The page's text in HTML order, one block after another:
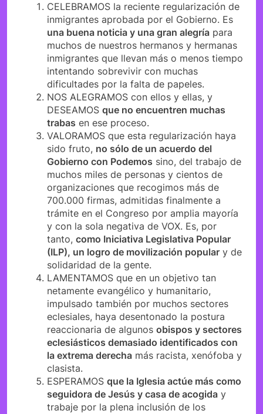
CELEBRAMOS la reciente regularización de
inmigrantes aprobada por el Gobierno. Es
una buena noticia y una gran alegría para
muchos de nuestros hermanos y hermanas
inmigrantes que llevan más o menos tiempo
intentando sobrevivir con muchas
dificultades por la falta de papeles.
NOS ALEGRAMOS con ellos y ellas, y
DESEAMOS que no encuentren muchas
trabas en ese proceso.
VALORAMOS que esta regularización haya
sido fruto, no sólo de un acuerdo del
Gobierno con Podemos sino, del trabajo de
muchos miles de personas y cientos de
organizaciones que recogimos más de
700.000 firmas, admitidas finalmente a
trámite en el Congreso por amplia mayoría
y con la sola negativa de VOX. Es, por
tanto, como Iniciativa Legislativa Popular
(ILP), un logro de movilización popular y de
solidaridad de la gente.
LAMENTAMOS que en un objetivo tan
netamente evangélico y humanitario,
impulsado también por muchos sectores
eclesiales, haya desentonado la postura
reaccionaria de algunos obispos y sectores
eclesiásticos demasiado identificados con
la extrema derecha más racista, xenófoba y
clasista.
ESPERAMOS que la Iglesia actúe más como
seguidora de Jesús y casa de acogida y
trabaje por la plena inclusión de los